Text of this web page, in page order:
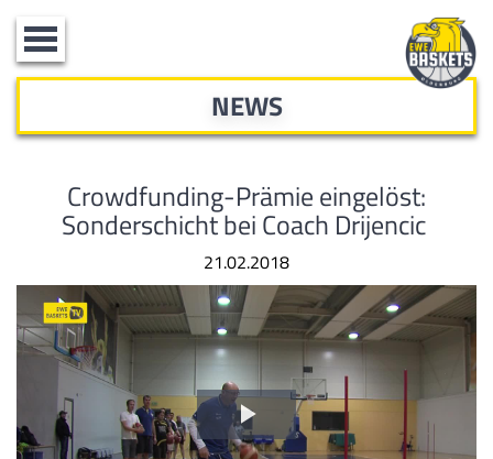
Toggle
navigation
NEWS
Crowdfunding-Prämie eingelöst:
Sonderschicht bei Coach Drijencic
21.02.2018
Video